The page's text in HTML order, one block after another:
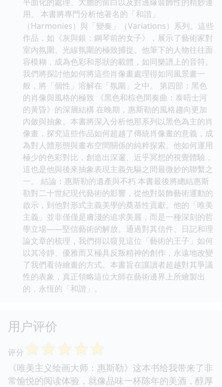
用。 本書將專門分析他著名的「和諧」
（Harmonies）與「變奏」（Variations）系列。這些
作品，如《灰與銀：鋼琴前的女子》，展示了藝術家對
室內氛圍、光線氛圍的極致捕捉。他筆下的人物往往面
容模糊，成為色彩和形狀的載體，如同樂譜上的音符。
我們將探討他如何將這些肖像畫處理得如同風景畫一
般，將「個性」溶解在「氛圍」之中。 第四部：黑色
的肖像與風格的極致 《黑色和棕色間奏曲：泰晤士河
的黃昏》的深層結構 在晚期，惠斯勒的風格趨向更加
內斂與抽象。本書將深入分析他那系列以黑色為主的肖
像畫，探究這些作品如何超越了傳統肖像畫的意義，成
為對人體形態與畫布空間關係的純粹探索。他如何運用
極少的色彩對比，創造出深邃、近乎冥想的視覺體驗，
這也是他與後來抽象表現主義先驅之間最微妙的聯繫之
一。 結論：惠斯勒的遺產與不朽 本書最後將總結惠斯
勒對二十世紀現代藝術的影響，從他對裝飾藝術運動的
啟示，到他對形式主義美學的奠基性貢獻。他的「唯美
主義」並非僅僅是膚淺的追求美麗，而是一種深刻的哲
學立場——堅信藝術的解放。通過對其信件、日記和理
論文章的梳理，我們得以窺見這位「藝術的王子」如何
以其冷靜、優雅而又極具反叛精神的創作，永遠地改變
了我們看待繪畫的方式。本書旨在讓讀者超越對其爭議
性的表象，真正領略這位大師在藝術邊界上所繪製出
的，永恆的「和諧」。
用户评价
评分 ☆☆☆☆☆
《唯美主义绘画大师：惠斯勒》这本书给我带来了非
常愉悦的阅读体验，就像品味一杯陈年的美酒，醇厚